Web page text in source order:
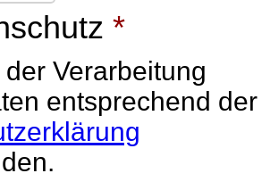
*
Verarbeitung
entsprechend der